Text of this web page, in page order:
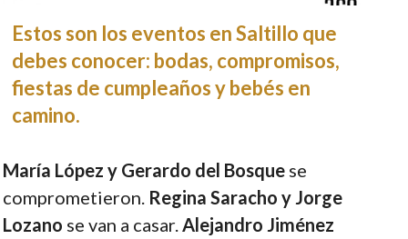
Estos son los eventos en Saltillo que
debes conocer: bodas, compromisos,
fiestas de cumpleaños y bebés en
camino.
María López y Gerardo del Bosque se
comprometieron. Regina Saracho y Jorge
Lozano se van a casar.Alejandro Jiménez